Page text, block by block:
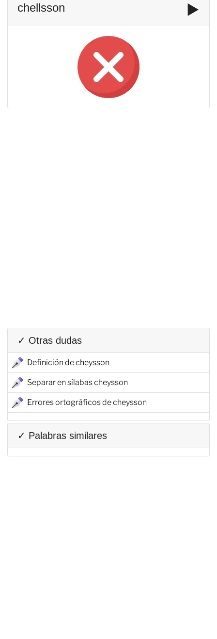
chellsson ▶️
✓ Otras dudas
Definición de cheysson
Separar en sílabas cheysson
Errores ortográficos de cheysson
✓ Palabras similares